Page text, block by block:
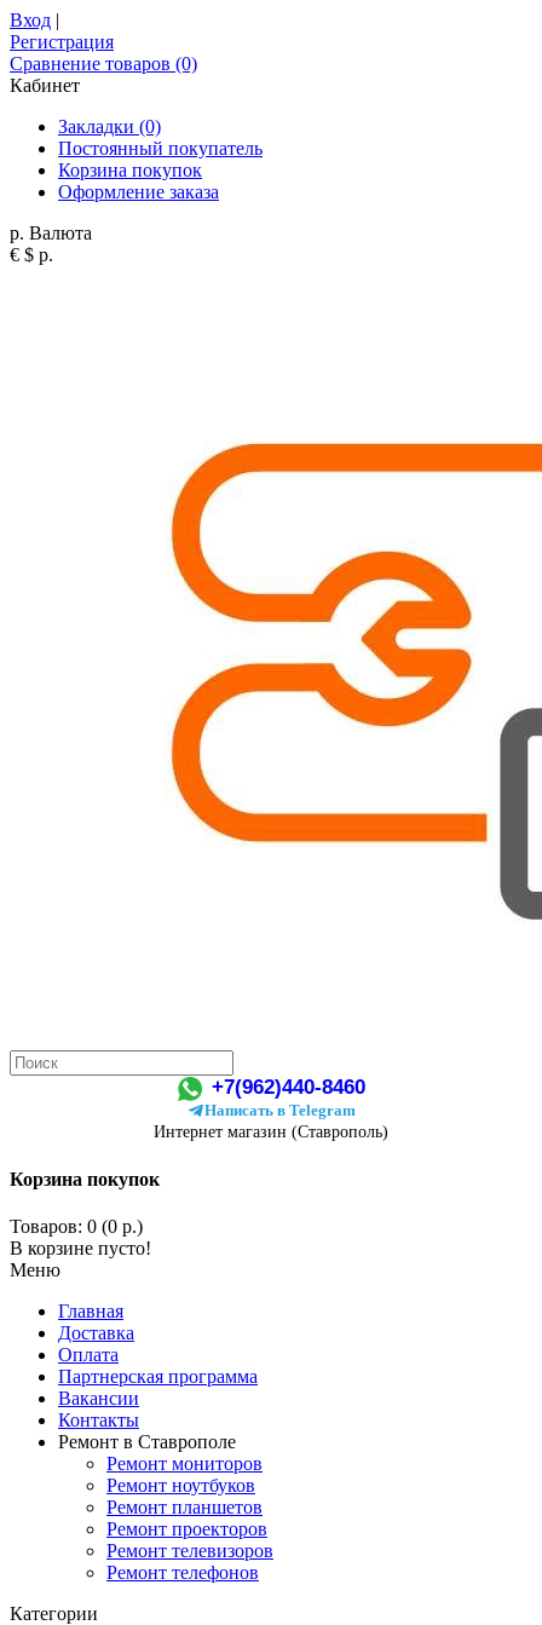
Вход |
Регистрация
Сравнение товаров (0)
Кабинет
Закладки (0)
Постоянный покупатель
Корзина покупок
Оформление заказа
р. Валюта
€ $ р.
+7(962)440-8460
Написать в Telegram
Интернет магазин (Ставрополь)
Корзина покупок
Товаров: 0 (0 р.)
В корзине пусто!
Меню
Главная
Доставка
Оплата
Партнерская программа
Вакансии
Контакты
Ремонт в Ставрополе
Ремонт мониторов
Ремонт ноутбуков
Ремонт планшетов
Ремонт проекторов
Ремонт телевизоров
Ремонт телефонов
Категории